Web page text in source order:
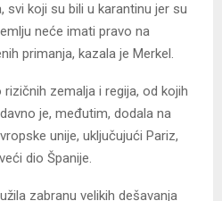
svi koji su bili u karantinu jer su
neće imati pravo na
primanja, kazala je Merkel.
zemalja i regija, od kojih
je, međutim, dodala na
unije, uključujući Pariz,
dio Španije.
zabranu velikih dešavanja